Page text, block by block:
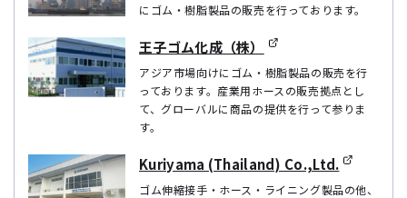
にゴム・樹脂製品の販売を行っております。
王子ゴム化成（株）
アジア市場向けにゴム・樹脂製品の販売を行
っております。産業用ホースの販売拠点とし
て、グローバルに商品の提供を行って参りま
す。
Kuriyama (Thailand) Co.,Ltd.
ゴム伸縮接手・ホース・ライニング製品の他、